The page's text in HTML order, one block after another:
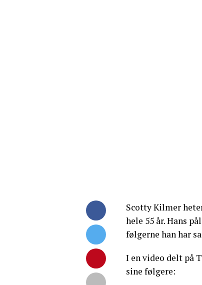
Scotty Kilmer
hele 55 år. Hans
følgerne han har
I en video delt på
sine følgere: